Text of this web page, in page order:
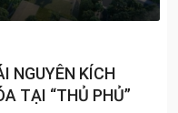
NGUYÊN KÍCH
TẠI “THỦ PHỦ”